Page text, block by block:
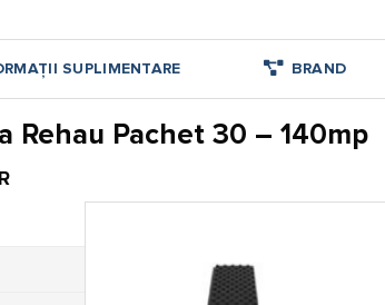
SUPLIMENTARE BRAND
Rehau Pachet 30 – 140mp